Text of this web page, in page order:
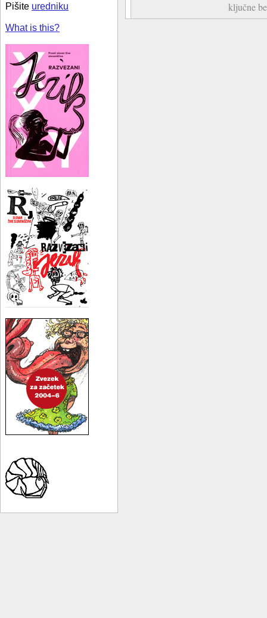
Pišite uredniku
What is this?
ključne